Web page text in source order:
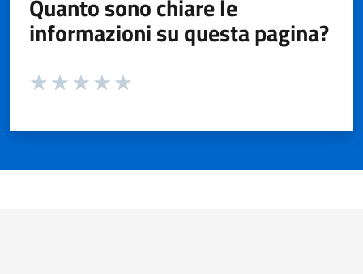
Quanto sono chiare le
informazioni su questa pagina?
Valuta da 1 a 5 stelle la pagina